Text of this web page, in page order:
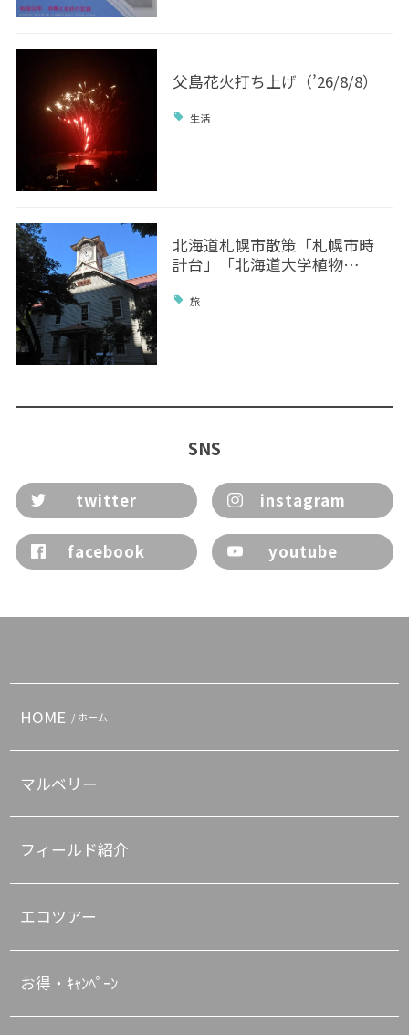
父島花火打ち上げ（’26/8/8）
生活
北海道札幌市散策「札幌市時
計台」「北海道大学植物…
旅
SNS
twitter instagram
facebook youtube
HOME / ホーム
マルベリー
フィールド紹介
エコツアー
お得・ｷｬﾝﾍﾟｰﾝ